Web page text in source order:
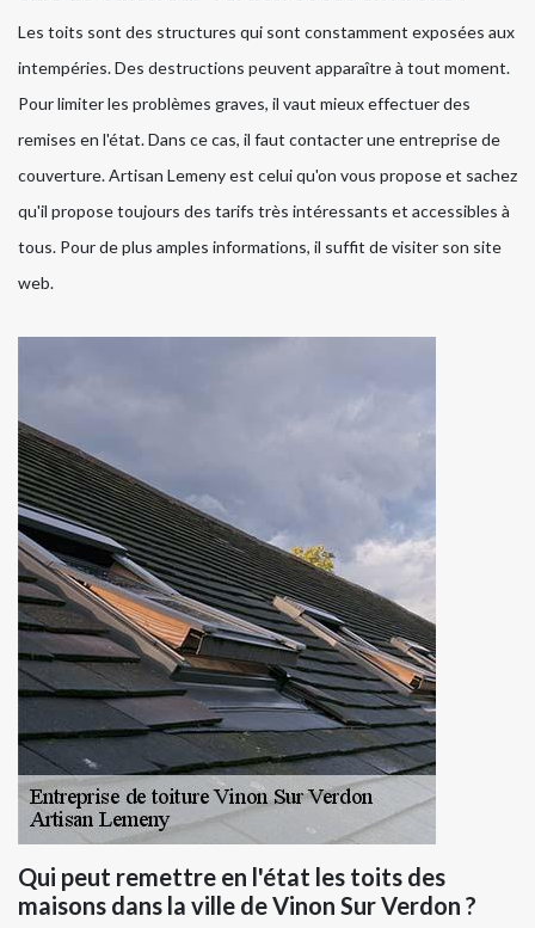
Les toits sont des structures qui sont constamment exposées aux
intempéries. Des destructions peuvent apparaître à tout moment.
Pour limiter les problèmes graves, il vaut mieux effectuer des
remises en l'état. Dans ce cas, il faut contacter une entreprise de
couverture. Artisan Lemeny est celui qu'on vous propose et sachez
qu'il propose toujours des tarifs très intéressants et accessibles à
tous. Pour de plus amples informations, il suffit de visiter son site
web.
Qui peut remettre en l'état les toits des
maisons dans la ville de Vinon Sur Verdon ?